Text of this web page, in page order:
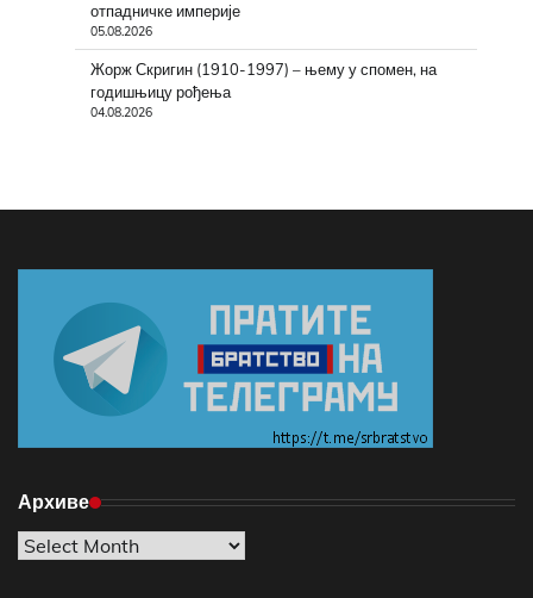
отпадничке империје
05.08.2026
Жорж Скригин (1910-1997) – њему у спомен, на
годишњицу рођења
04.08.2026
Архиве
Архиве